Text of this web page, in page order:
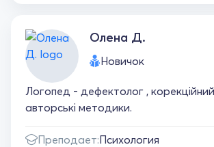
Олена Д.
Новичок
Логопед - дефектолог ,
авторські методики.
Преподает:Психология